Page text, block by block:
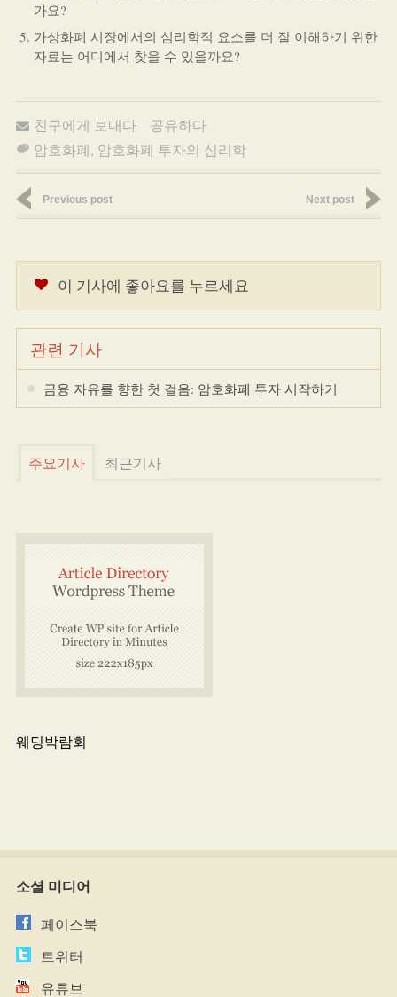
가요?
가상화폐 시장에서의 심리학적 요소를 더 잘 이해하기 위한
자료는 어디에서 찾을 수 있을까요?
친구에게 보내다
공유하다
암호화폐, 암호화폐 투자의 심리학
Previous post Next post
이 기사에 좋아요를 누르세요
관련 기사
금융 자유를 향한 첫 걸음: 암호화폐 투자 시작하기
주요기사 최근기사
웨딩박람회
소셜 미디어
페이스북
트위터
유튜브